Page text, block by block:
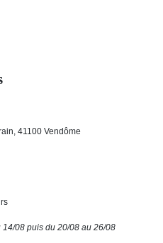
41100 Vendôme
08 puis du 20/08 au 26/08